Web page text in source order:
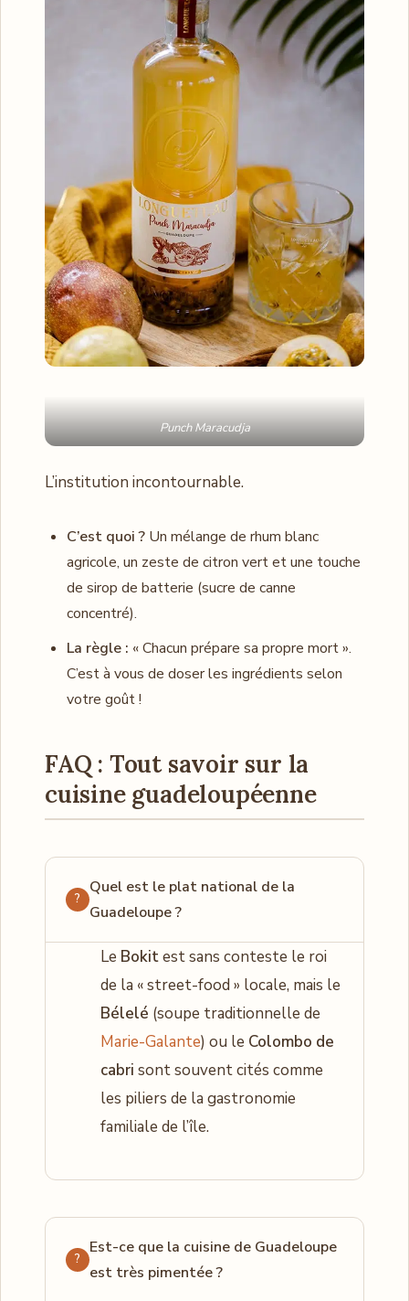
Punch Maracudja
L’institution incontournable.
C’est quoi ? Un mélange de rhum blanc
agricole, un zeste de citron vert et une touche
de sirop de batterie (sucre de canne
concentré).
La règle : « Chacun prépare sa propre mort ».
C’est à vous de doser les ingrédients selon
votre goût !
FAQ : Tout savoir sur la
cuisine guadeloupéenne
Quel est le plat national de la
Guadeloupe ?
Le Bokitest sans conteste le roi
de la « street-food » locale, mais le
Bélelé (soupe traditionnelle de
Marie-Galante) ou le Colombo de
cabri sont souvent cités comme
les piliers de la gastronomie
familiale de l’île.
Est-ce que la cuisine de Guadeloupe
est très pimentée ?